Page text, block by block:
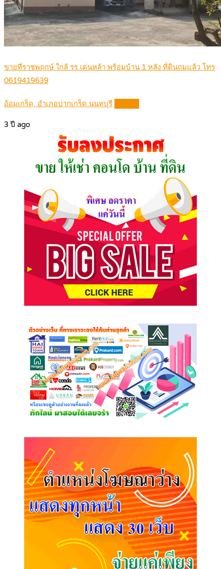
ขายที่ราชพฤกษ์ ใกล้ รร.เด่นหล้า พร้อมบ้าน 1 หลัง ที่ดินถมแล้ว โทร
0619419639
อ้อมเกร็ด, อำเภอปากเกร็ด นนทบุรี
3 ปี ago